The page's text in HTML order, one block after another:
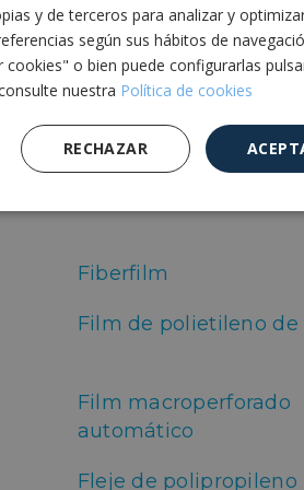
y estiba
Fiberfilm
Film de polietileno
Film macroperforado
automático
Fleje de polipropileno
y de terceros para analizar y
según sus hábitos de
o bien puede configurarlas
nuestra Política de cookies
RECHAZAR
Cookies de
Cookies de
Cookies de rendimiento
Cookies de
Cookies no clasificadas
principal del sitio web, como el inicio